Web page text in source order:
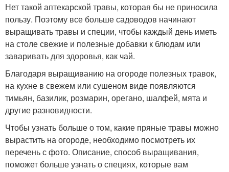
Нет такой аптекарской травы, которая бы не приносила
пользу. Поэтому все больше садоводов начинают
выращивать травы и специи, чтобы каждый день иметь
на столе свежие и полезные добавки к блюдам или
заваривать для здоровья, как чай.
Благодаря выращиванию на огороде полезных травок,
на кухне в свежем или сушеном виде появляются
тимьян, базилик, розмарин, орегано, шалфей, мята и
другие разновидности.
Чтобы узнать больше о том, какие пряные травы можно
вырастить на огороде, необходимо посмотреть их
перечень с фото. Описание, способ выращивания,
поможет больше узнать о специях, которые вам